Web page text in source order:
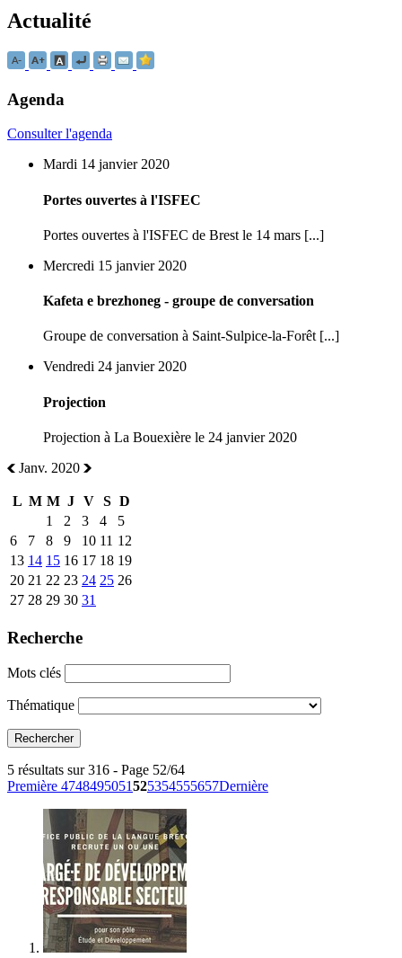
Actualité
Agenda
Consulter l'agenda
Mardi 14 janvier 2020
Portes ouvertes à l'ISFEC
Portes ouvertes à l'ISFEC de Brest le 14 mars [...]
Mercredi 15 janvier 2020
Kafeta e brezhoneg - groupe de conversation
Groupe de conversation à Saint-Sulpice-la-Forêt [...]
Vendredi 24 janvier 2020
Projection
Projection à La Bouexière le 24 janvier 2020
Janv. 2020
L M M J V S D
1
2 3 4
5
6
7 8 9 10 11 12
13 14 15 16 17 18 19
20 21 22 23 24 25 26
27 28 29 30 31
Recherche
Mots clés
Thématique
5 résultats sur 316 - Page 52/64
Première 4748495051525354555657Dernière